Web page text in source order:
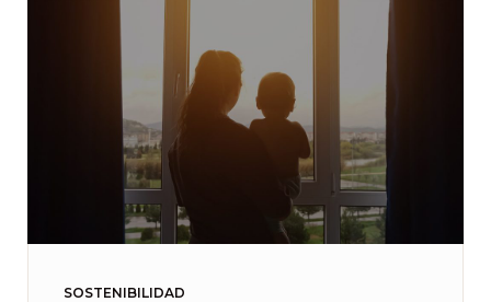
SOSTENIBILIDAD